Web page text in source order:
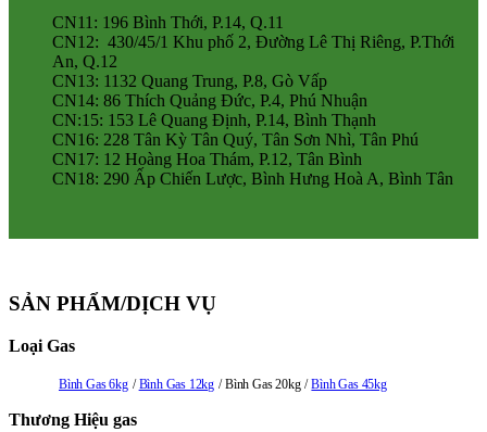
CN11: 196 Bình Thới, P.14, Q.11
CN12: 430/45/1 Khu phố 2, Đường Lê Thị Riêng, P.Thới
An, Q.12
CN13: 1132 Quang Trung, P.8, Gò Vấp
CN14: 86 Thích Quảng Đức, P.4, Phú Nhuận
CN:15: 153 Lê Quang Định, P.14, Bình Thạnh
CN16: 228 Tân Kỳ Tân Quý, Tân Sơn Nhì, Tân Phú
CN17: 12 Hoàng Hoa Thám, P.12, Tân Bình
CN18: 290 Ấp Chiến Lược, Bình Hưng Hoà A, Bình Tân
SẢN PHẨM/DỊCH VỤ
Loại Gas
Bình Gas 6kg Bình Gas 12kg Bình Gas 20kg Bình Gas 45kg
Thương Hiệu gas